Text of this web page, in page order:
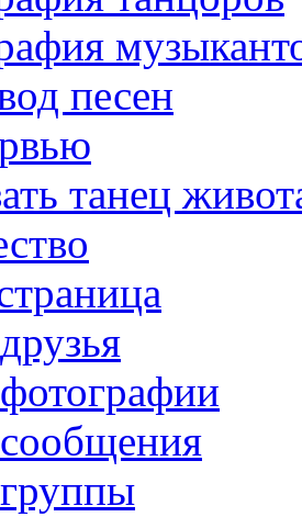
песен
танец